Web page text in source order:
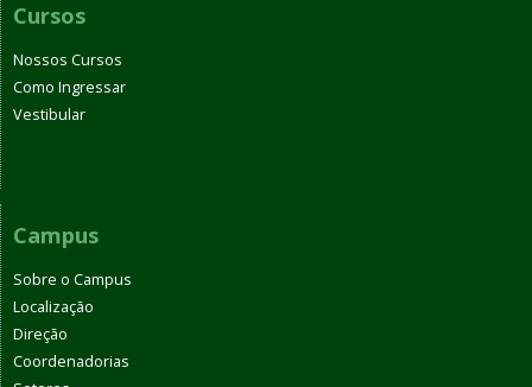
Cursos
Nossos Cursos
Como Ingressar
Vestibular
Campus
Sobre o Campus
Localização
Direção
Coordenadorias